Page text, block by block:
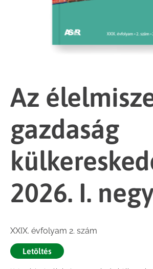
Az
gazdaság
2026. I.
XXIX. évfolyam 2. szám
Letöltés